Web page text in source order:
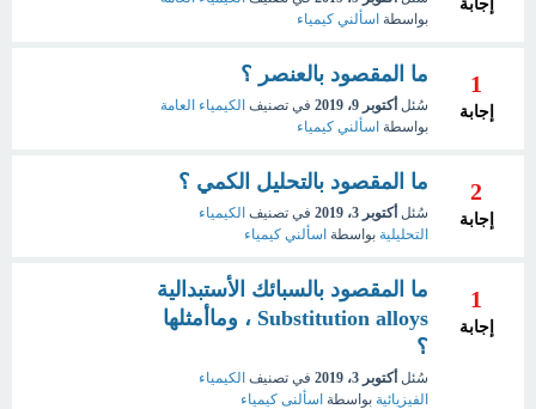
إجابة
بواسطة اسألني كيمياء
1
إجابة
ما المقصود بالعنصر ؟
سُئل أكتوبر 9، 2019 في تصنيف الكيمياء العامة
بواسطة اسألني كيمياء
2
إجابة
ما المقصود بالتحليل الكمي ؟
سُئل أكتوبر 3، 2019 في تصنيف الكيمياء
التحليلية بواسطة اسألني كيمياء
1
إجابة
ما المقصود بالسبائك الأستبدالية
Substitution alloys ، وماأمثلها
؟
سُئل أكتوبر 3، 2019 في تصنيف الكيمياء
الفيزيائية بواسطة اسألنى كيمياء